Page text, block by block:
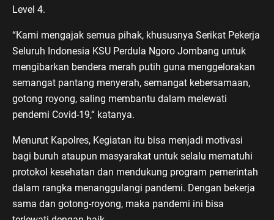
Level 4.
“Kami mengajak semua pihak, khususnya Serikat Pekerja
Seluruh Indonesia KSU Perdula Ngoro Jombang untuk
mengibarkan bendera merah putih guna menggelorakan
semangat pantang menyerah, semangat kebersamaan,
gotong royong, saling membantu dalam melewati
pendemi Covid-19,“ katanya.
Menurut Kapolres, Kegiatan itu bisa menjadi motivasi
bagi buruh ataupun masyarakat untuk selalu mematuhi
protokol kesehatan dan mendukung program pemerintah
dalam rangka menanggulangi pandemi. Dengan bekerja
sama dan gotong-royong, maka pandemi ini bisa